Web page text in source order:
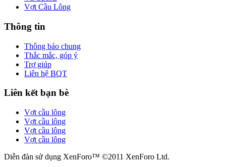
Vợt Cầu Lông
Thông tin
Thông báo chung
Thắc mắc, góp ý
Trợ giúp
Liên hệ BQT
Liên kết bạn bè
Vợt cầu lông
Vợt cầu lông
Vợt cầu lông
Vợt cầu lông
Diễn đàn sử dụng XenForo™ ©2011 XenForo Ltd.